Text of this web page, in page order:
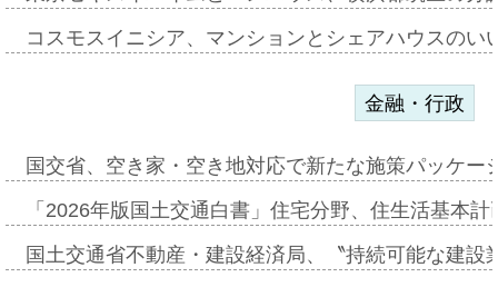
コスモスイニシア、マンションとシェアハウスの
金融・行政
国交省、空き家・空き地対応で新たな施策パッケ
「2026年版国土交通白書」住宅分野、住生活基本
国土交通省不動産・建設経済局、〝持続可能な建